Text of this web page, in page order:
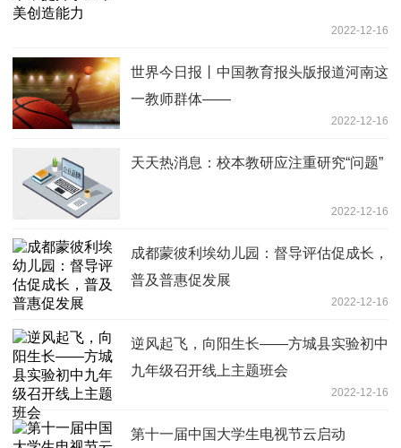
2022-12-16
世界今日报丨中国教育报头版报道河南这
一教师群体——
2022-12-16
天天热消息：校本教研应注重研究“问题”
2022-12-16
成都蒙彼利埃幼儿园：督导评估促成长，
普及普惠促发展
2022-12-16
逆风起飞，向阳生长——方城县实验初中
九年级召开线上主题班会
2022-12-16
第十一届中国大学生电视节云启动